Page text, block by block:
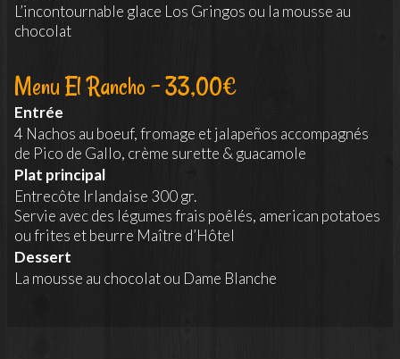
L’incontournable glace Los Gringos ou la mousse au
chocolat
Menu El Rancho - 33,00€
Entrée
4 Nachos au boeuf, fromage et jalapeños accompagnés
de Pico de Gallo, crème surette & guacamole
Plat principal
Entrecôte Irlandaise 300 gr.
Servie avec des légumes frais poêlés, american potatoes
ou frites et beurre Maître d’Hôtel
Dessert
La mousse au chocolat ou Dame Blanche